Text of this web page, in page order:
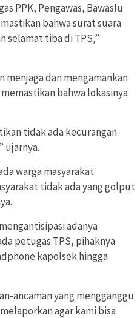
PPK, Pengawas, Bawaslu
bahwa surat suara
selamat tiba di TPS,”
menjaga dan mengamankan
bahwa lokasinya
tidak ada kecurangan
ujarnya.
warga masyarakat
tidak ada yang golput
adanya
petugas TPS, pihaknya
kapolsek hingga
ancaman yang mengganggu
agar kami bisa